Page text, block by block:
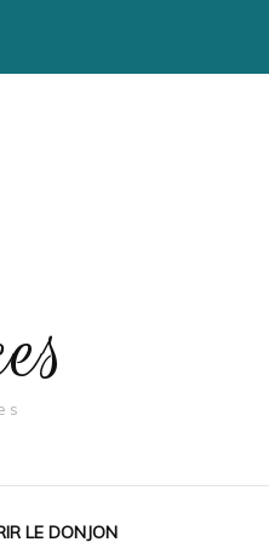
LE DONJON